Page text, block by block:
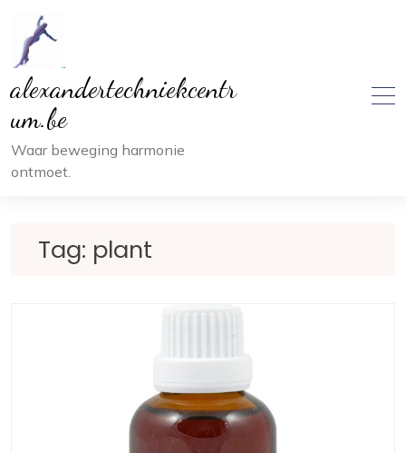
inhoud
alexandertechniekcentr
um.be
Waar beweging harmonie
ontmoet.
Tag: plant